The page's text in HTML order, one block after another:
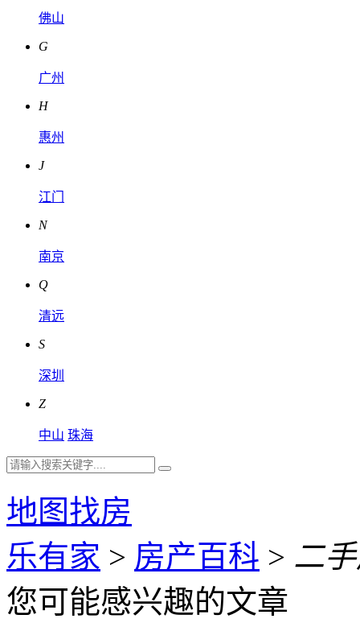
佛山
G
广州
H
惠州
J
江门
N
南京
Q
清远
S
深圳
Z
中山 珠海
地图找房
乐有家 > 房产百科 > 二
您可能感兴趣的文章